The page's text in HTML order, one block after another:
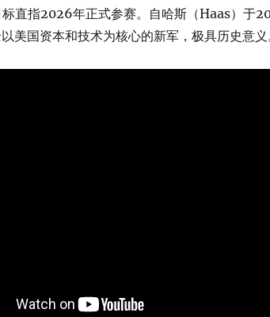
标直指2026年正式参赛。自哈斯（Haas）于
美国资本和技术为核心的新军，极具历史意义